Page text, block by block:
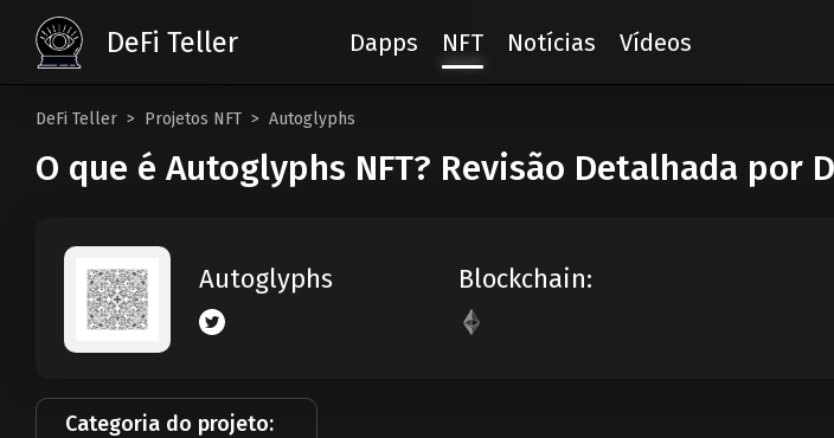
DeFi Teller Projetos NFT Autoglyphs
O que é Autoglyphs NFT? Revisão Detalhada por
Autoglyphs Blockchain:
Categoria do projeto:
DeFi Teller Dapps NFT Notícias Vídeos